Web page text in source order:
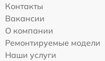
Контакты
Вакансии
О компании
Ремонтируемые модели
Наши услуги